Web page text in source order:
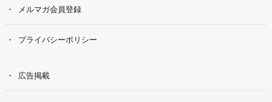
メルマガ会員登録
プライバシーポリシー
広告掲載